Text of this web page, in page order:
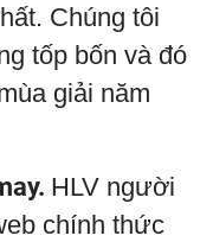
Chúng tôi
tốp bốn và đó
giải năm
HLV người
chính thức